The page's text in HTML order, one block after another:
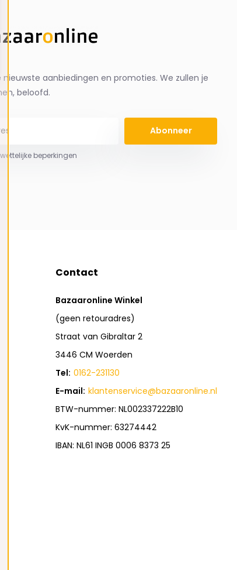
nieuwste aanbiedingen en promoties. We zullen je
beloofd.
Abonneer
beperkingen
Contact
Bazaaronline Winkel
(geen retouradres)
Straat van Gibraltar 2
3446 CM Woerden
Tel: 0162-231130
E-mail: klantenservice@bazaaronline.nl
BTW-nummer: NL002337222B10
KvK-nummer: 63274442
IBAN: NL61 INGB 0006 8373 25